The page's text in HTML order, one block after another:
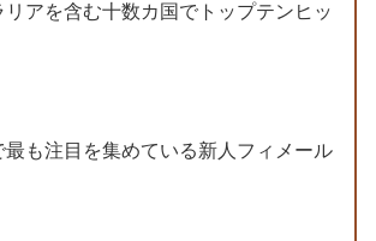
リアを含む十数カ国でトップテンヒッ
最も注目を集めている新人フィメール